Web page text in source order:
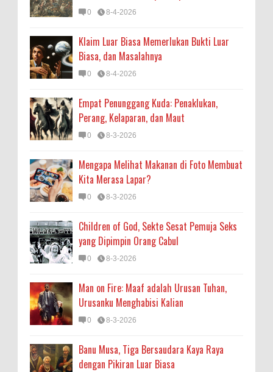
0 8-4-2026
Klaim Luar Biasa Memerlukan Bukti Luar
Biasa, dan Masalahnya
0 8-4-2026
Empat Penunggang Kuda: Penaklukan,
Perang, Kelaparan, dan Maut
0 8-3-2026
Mengapa Melihat Makanan di Foto Membuat
Kita Merasa Lapar?
0 8-3-2026
Children of God, Sekte Sesat Pemuja Seks
yang Dipimpin Orang Cabul
0 8-3-2026
Man on Fire: Maaf adalah Urusan Tuhan,
Urusanku Menghabisi Kalian
0 8-3-2026
Banu Musa, Tiga Bersaudara Kaya Raya
dengan Pikiran Luar Biasa